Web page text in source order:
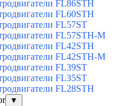
FL86STH
FL60STH
FL57ST
FL57STH-M
FL42STH
FL42STH-M
FL39ST
FL35ST
FL28STH
▼